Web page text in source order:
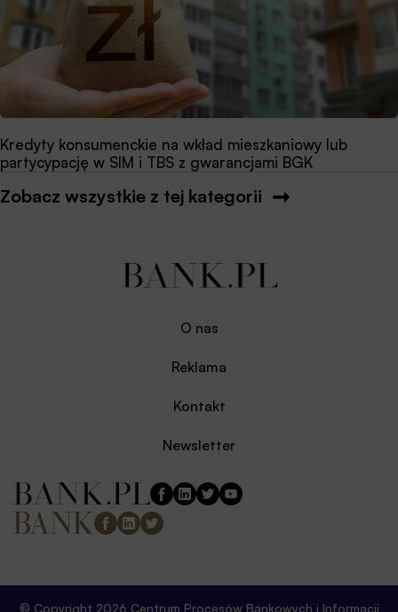
Kredyty konsumenckie na wkład mieszkaniowy lub
partycypację w SIM i TBS z gwarancjami BGK
Zobacz wszystkie z tej kategorii
O nas
Reklama
Kontakt
Newsletter
© Copyright 2026 Centrum Procesów Bankowych i Informacji